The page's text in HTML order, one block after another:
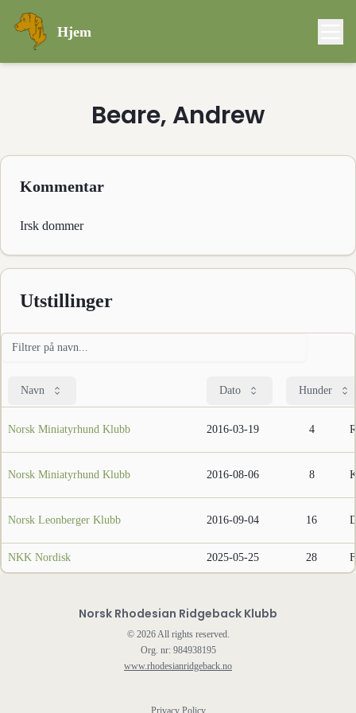
Hjem
Beare, Andrew
Kommentar
Irsk dommer
Utstillinger
Navn Dato Hunder
Norsk Miniatyrhund Klubb 2016-03-19 4
Norsk Miniatyrhund Klubb 2016-08-06 8
Norsk Leonberger Klubb 2016-09-04 16
NKK Nordisk 2025-05-25 28
Norsk Rhodesian Ridgeback Klubb
© 2026All rights reserved.
Org. nr: 984938195
www.rhodesianridgeback.no
Privacy Policy